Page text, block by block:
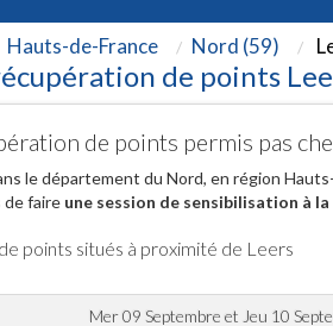
Hauts-de-France Nord (59)
de points
de points permis pas
le département du Nord, en région
de faire une session de sensibilisation à
points situés à proximité de Leers
Mer 09 Septembre et Jeu 10